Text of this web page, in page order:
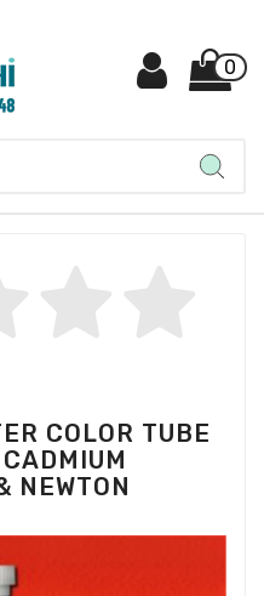
0
COLOR TUBE
NEWTON